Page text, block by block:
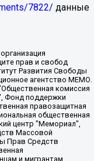
7822/ данные
общественная организация поддержки и развития альтернативных образовательных технологий и межкультурных коммуникаций "ИНТЕРРА", Маяковская Екатерина Алексеевна, Фейгин Марк Захарович, Филимонов Андрей Викторович, Дзугкоева Регина Николаевна, Доброхотов Роман Александрович, Дудь Юрий Александрович, Елкин Сергей Владимирович, Кругликов Кирилл Игоревич, Сабунаева Мария Леонидовна, Семенов Алексей Владимирович, Шаинян Карен Багратович, Шульман Екатерина Михайловна, Асафьев Артур Валерьевич, Вахштайн Виктор Семенович, Венедиктов Алексей Алексеевич, Лушникова Екатерина Евгеньевна, Волков Леонид Михайлович, Невзоров Александр Глебович, Пархоменко Сергей Борисович, Сироткин Ярослав Николаевич, Кара-Мурза Владимир Владимирович, Баранова Наталья Владимировна, Гозман Леонид Яковлевич, Кагарлицкий Борис Юльевич, Климарев Михаил Валерьевич, Милов Владимир Станиславович, Автономная некоммерческая организация Краснодарский центр современного искусства "Типография", Моргенштерн Алишер Тагирович, Соболь Любовь Эдуардовна, Общество с ограниченной ответственностью "ЛИЗА НОРМ", Каспаров Гарри Кимович, Ходорковский Михаил Борисович, Общество с ограниченной ответственностью "Апрельские тезисы", Данилович Ирина Брониславовна, Кашин Олег Владимирович, Петров Николай Владимирович, Пивоваров Алексей Владимирович, Соколов Михаил Владимирович, Цветкова Юлия Владимировна, Чичваркин Евгений Александрович, Комитет против пыток/Команда против пыток, Общество с ограниченной ответственностью "Первый научный", Общество с ограниченной ответственностью "Вертолет и ко", Белоцерковская Вероника Борисовна, Кац Максим Евгеньевич, Лазарева Татьяна Юрьевна, Шаведдинов Руслан Табризович, Яшин Илья Валерьевич, Общество с ограниченной ответственностью "Иноагент ААВ", Алешковский Дмитрий Петрович, Альбац Евгения Марковна, Быков Дмитрий Львович, Галямина Юлия Евгеньевна, Лойко Сергей Леонидович, Мартынов Кирилл Константинович, Медведев Сергей Александрович, Крашенинников Федор Геннадиевич, Гордеева Катерина Вл